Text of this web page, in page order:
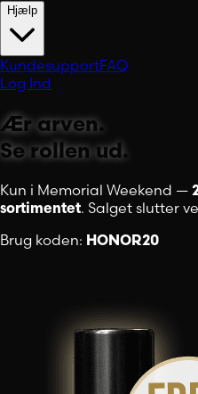
Hjælp
KundesupportFAQ
Log Ind
Ær arven.
Se rollen ud.
Kun i Memorial Weekend —
sortimentet. Salget slutter
Brug koden: HONOR20